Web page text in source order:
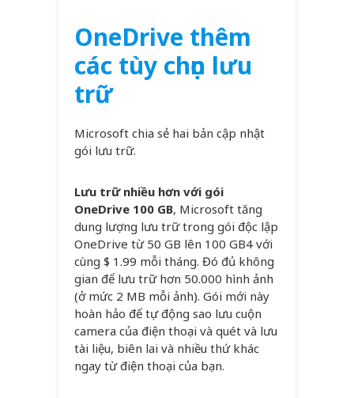
OneDrive thêm
các tùy chọn lưu
trữ
Microsoft chia sẻ hai bản cập nhật
gói lưu trữ.
Lưu trữ nhiều hơn với gói
OneDrive 100 GB, Microsoft tăng
dung lượng lưu trữ trong gói độc lập
OneDrive từ 50 GB lên 100 GB4 với
cùng $ 1.99 mỗi tháng. Đó đủ không
gian để lưu trữ hơn 50.000 hình ảnh
(ở mức 2 MB mỗi ảnh). Gói mới này
hoàn hảo để tự động sao lưu cuộn
camera của điện thoại và quét và lưu
tài liệu, biên lai và nhiều thứ khác
ngay từ điện thoại của bạn.